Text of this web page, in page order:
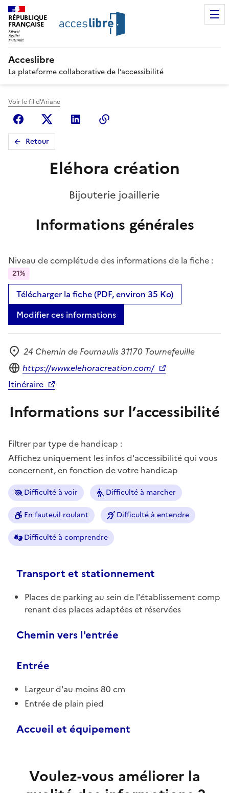
RÉPUBLIQUE
FRANÇAISE
Acceslibre
La plateforme collaborative de l’accessibilité
Voir le fil d'Ariane
FacebookX (anciennement Twitter)
Linkedin
Retour
Eléhora création
Bijouterie joaillerie
Informations générales
Niveau de complétude des informations de la fiche :
21%
Télécharger la fiche (PDF, environ 35 Ko)
Modifier ces informations
Adresse
24 Chemin de Fournaulis 31170 Tournefeuille
Site internet
https://www.elehoracreation.com/
Itinéraire
Informations sur l’accessibilité
Filtrer par type de handicap :
Affichez uniquement les infos d'accessibilité qui vous
concernent, en fonction de votre handicap
Difficulté à voir Difficulté à marcher
En fauteuil roulant Difficulté à entendre
Difficulté à comprendre
Transport et stationnement
Places de parking au sein de l'établissement comp
renant des places adaptées et réservées
Chemin vers l'entrée
Entrée
Largeur d'au moins 80 cm
Entrée de plain pied
Accueil et équipement
Voulez-vous améliorer la